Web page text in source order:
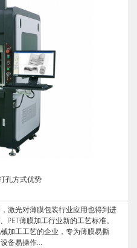
孔方式优势
激光对薄膜包装行业应用也得到进
PET薄膜加工行业新的工艺标准。
加工工艺的企业，专为薄膜易撕
备易操作...